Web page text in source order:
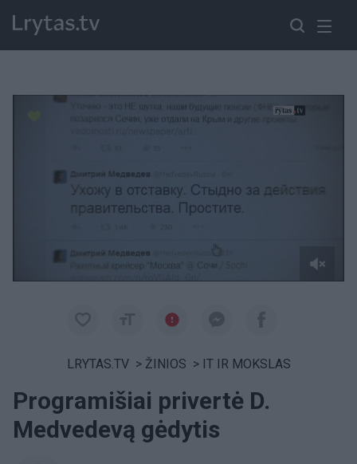
LRYTAS.TV > ŽINIOS > IT IR MOKSLAS
Programišiai privertė D.
Medvedevą gėdytis